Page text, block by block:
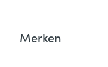
Merken